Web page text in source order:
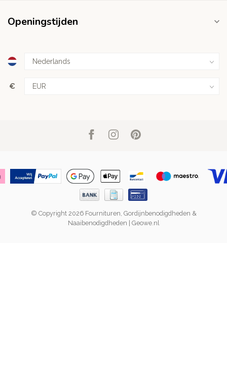
Openingstijden
€
© Copyright 2026 Fournituren, Gordijnbenodigdheden &
Naaibenodigdheden | Geowe.nl